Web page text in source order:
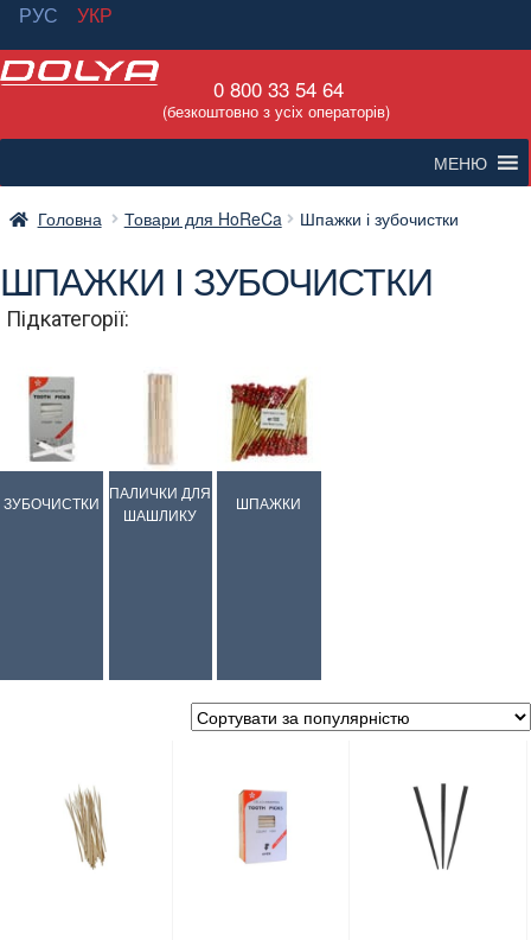
РУС
УКР
Перейти
навігації
Перейти
вмісту
0 800 33 54 64
(безкоштовно з усіх операторів)
МЕНЮ
Головна Товари для HoReCa Шпажки і зубочистки
ШПАЖКИ І ЗУБОЧИСТКИ
Підкатегорії:
ЗУБОЧИСТКИ
ПАЛИЧКИ ДЛЯ
ШАШЛИКУ
ШПАЖКИ